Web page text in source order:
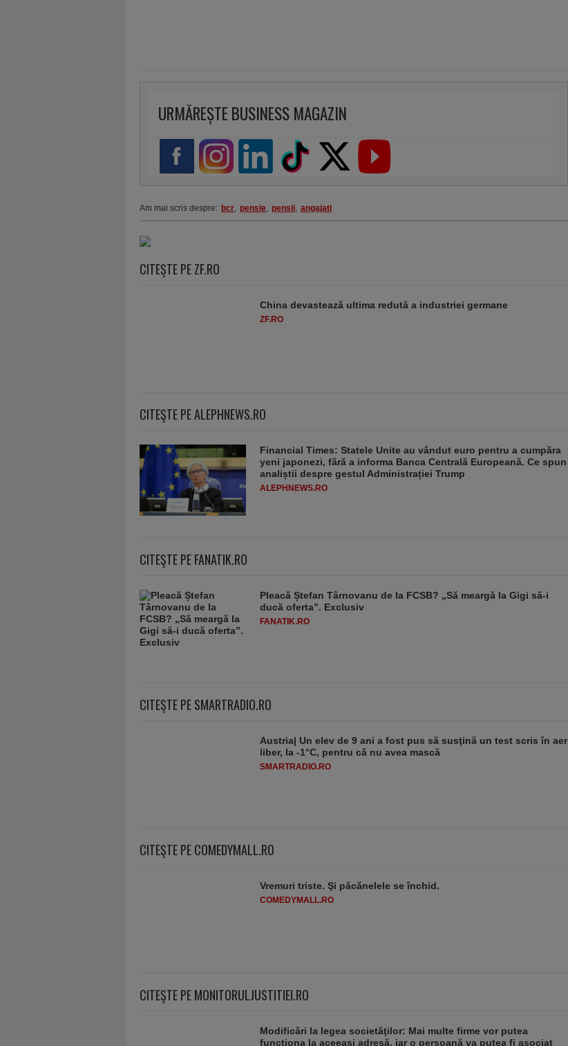
URMĂREȘTE BUSINESS MAGAZIN
Am mai scris despre: bcr, pensie, pensii, angajati
CITEŞTE PE ZF.RO
China devastează ultima redută a industriei germane
ZF.RO
CITEŞTE PE ALEPHNEWS.RO
Financial Times: Statele Unite au vândut euro pentru a cumpăra
yeni japonezi, fără a informa Banca Centrală Europeană. Ce spun
analiștii despre gestul Administrației Trump
ALEPHNEWS.RO
CITEŞTE PE FANATIK.RO
Pleacă Ștefan Târnovanu de la FCSB? „Să meargă la Gigi să-i
ducă oferta”. Exclusiv
FANATIK.RO
CITEŞTE PE SMARTRADIO.RO
Austria| Un elev de 9 ani a fost pus să susţină un test scris în aer
liber, la -1°C, pentru că nu avea mască
SMARTRADIO.RO
CITEŞTE PE COMEDYMALL.RO
Vremuri triste. Şi păcănelele se închid.
COMEDYMALL.RO
CITEŞTE PE MONITORULJUSTITIEI.RO
Modificări la legea societăţilor: Mai multe firme vor putea
funcţiona la aceeaşi adresă, iar o persoană va putea fi asociat